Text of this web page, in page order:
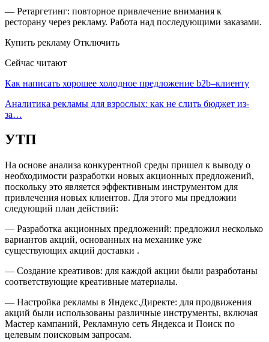
— Ретаргетинг: повторное привлечение внимания к
ресторану через рекламу. Работа над последующими заказами.
Купить рекламу Отключить
Сейчас читают
Как написать хорошее холодное предложение b2b–клиенту
Аналитика рекламы для взрослых: как не слить бюджет из-
за…
УТП
На основе анализа конкурентной среды пришел к выводу о
необходимости разработки новых акционных предложений,
поскольку это является эффективным инструментом для
привлечения новых клиентов. Для этого мы предложии
следующий план действий:
— Разработка акционных предложений: предложил несколько
вариантов акций, основанных на механике уже
существующих акций доставки .
— Создание креативов: для каждой акции были разработаны
соответствующие креативные материалы.
— Настройка рекламы в Яндекс.Директе: для продвижения
акций были использованы различные инструменты, включая
Мастер кампаний, Рекламную сеть Яндекса и Поиск по
целевым поисковым запросам.